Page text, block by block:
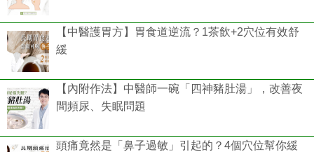
【中醫護胃方】胃食道逆流？1茶飲+2穴位有效舒
緩
【內附作法】中醫師一碗「四神豬肚湯」，改善夜
間頻尿、失眠問題
頭痛竟然是「鼻子過敏」引起的？4個穴位幫你緩